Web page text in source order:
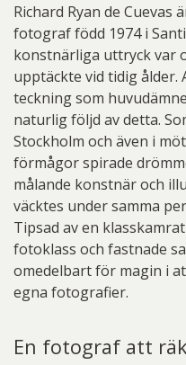
Richard Ryan de Cuevas
fotograf född 1974 i
konstnärliga uttryck var
upptäckte vid tidig ålder.
teckning som
naturlig följd av detta.
Stockholm och även i
förmågor spirade
målande konstnär och
väcktes under samma
Tipsad av en
fotoklass och fastnade
omedelbart för magin i
egna fotografier.
En fotograf att